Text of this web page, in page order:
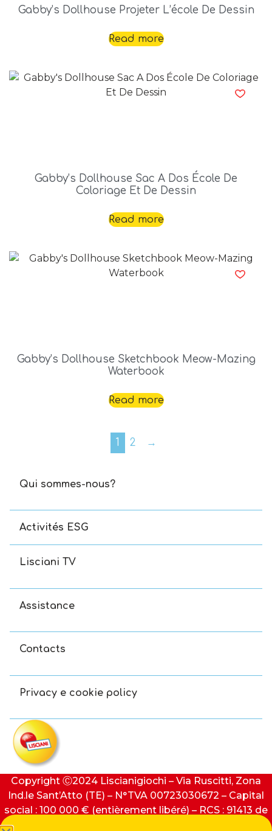
Gabby’s Dollhouse Projeter L’école De Dessin
Read more
Gabby’s Dollhouse Sac A Dos École De
Coloriage Et De Dessin
Read more
Gabby’s Dollhouse Sketchbook Meow-Mazing
Waterbook
Read more
1 2 →
Qui sommes-nous?
Activités ESG
Lisciani TV
Assistance
Contacts
Privacy e cookie policy
Copyright Ⓒ2024 Liscianigiochi – Via Ruscitti, Zona
Ind.le Sant’Atto (TE) – N°TVA 00723030672 – Capital
social : 100 000 € (entièrement libéré) – RCS : 91413 de